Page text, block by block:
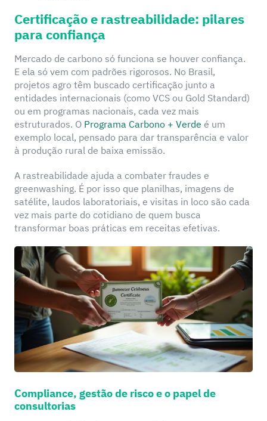
Certificação e rastreabilidade: pilares
para confiança
Mercado de carbono só funciona se houver confiança.
E ela só vem com padrões rigorosos. No Brasil,
projetos agro têm buscado certificação junto a
entidades internacionais (como VCS ou Gold Standard)
ou em programas nacionais, cada vez mais
estruturados. O Programa Carbono + Verde é um
exemplo local, pensado para dar transparência e valor
à produção rural de baixa emissão.
A rastreabilidade ajuda a combater fraudes e
greenwashing. É por isso que planilhas, imagens de
satélite, laudos laboratoriais, e visitas in loco são cada
vez mais parte do cotidiano de quem busca
transformar boas práticas em receitas efetivas.
Compliance, gestão de risco e o papel de
consultorias